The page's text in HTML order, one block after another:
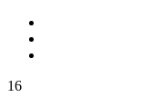
16